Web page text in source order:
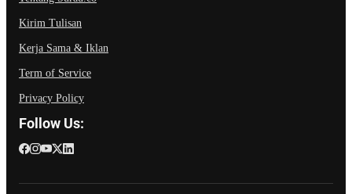
Kirim Tulisan
Kerja Sama & Iklan
Term of Service
Privacy Policy
Follow Us: